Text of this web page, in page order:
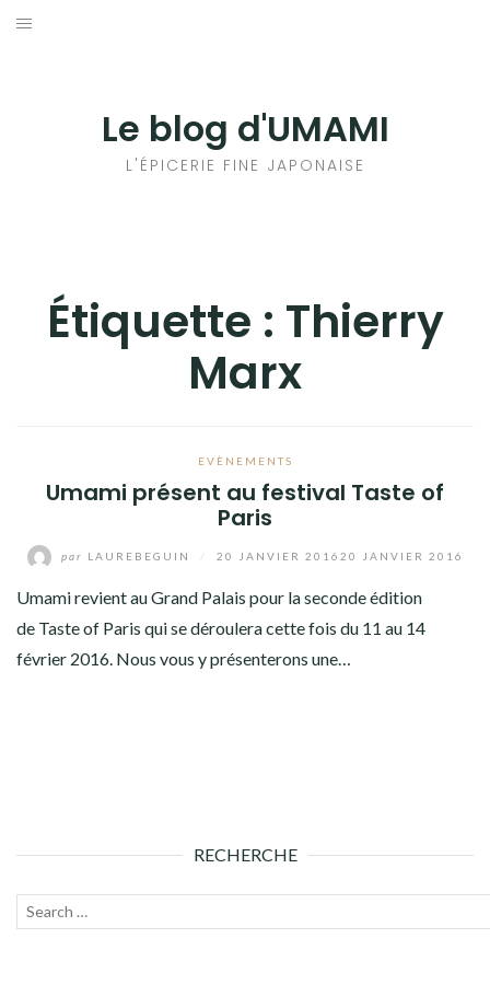
Aller
Le blog d'UMAMI
L'ÉPICERIE FINE JAPONAISE
Étiquette : Thierry
Marx
EVÈNEMENTS
Umami présent au festival Taste of
Paris
par LAUREBEGUIN 20 JANVIER 2016 20 JANVIER 2016
Umami revient au Grand Palais pour la seconde édition
de Taste of Paris qui se déroulera cette fois du 11 au 14
février 2016. Nous vous y présenterons une…
RECHERCHE
Recherche